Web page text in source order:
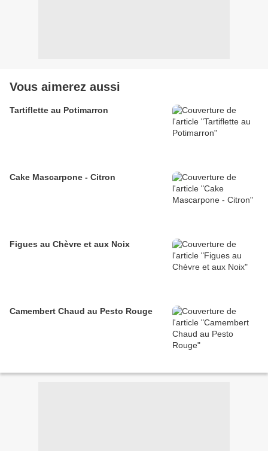
Vous aimerez aussi
Tartiflette au Potimarron
Cake Mascarpone - Citron
Figues au Chèvre et aux Noix
Camembert Chaud au Pesto Rouge